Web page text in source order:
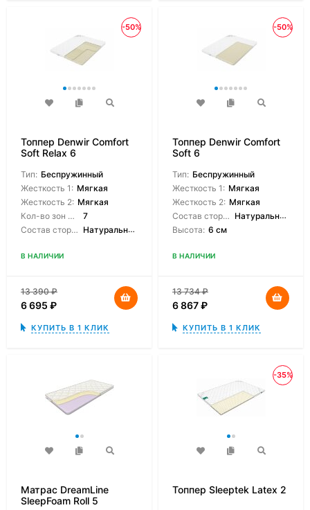
-50%
Топпер Denwir Comfort
Soft Relax 6
Тип: Беспружинный
Жесткость 1: Мягкая
Жесткость 2: Мягкая
Кол-во зон жесткости:
7
Состав сторон: Натуральный латекс, Натуральный латекс 7-зонный
В НАЛИЧИИ
13 390₽
6 695 ₽
КУПИТЬ В 1 КЛИК
-50%
Топпер Denwir Comfort
Soft 6
Тип: Беспружинный
Жесткость 1: Мягкая
Жесткость 2: Мягкая
Состав сторон: Натуральный латекс
Высота: 6 см
В НАЛИЧИИ
13 734₽
6 867₽
КУПИТЬ В 1 КЛИК
Матрас DreamLine
SleepFoam Roll 5
-35%
Топпер Sleeptek Latex 2